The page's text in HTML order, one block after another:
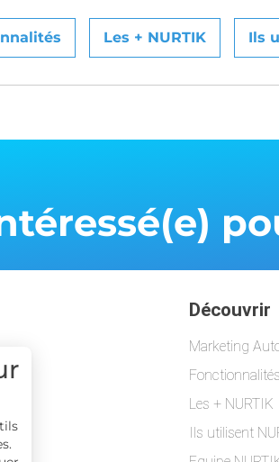
Les + NURTIK Ils
Découvrir
Marketing
Fonctionnalités
Les + NURTIK
Ils utilisent